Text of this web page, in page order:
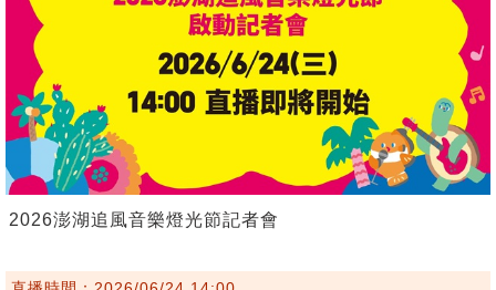
2026澎湖追風音樂燈光節記者會